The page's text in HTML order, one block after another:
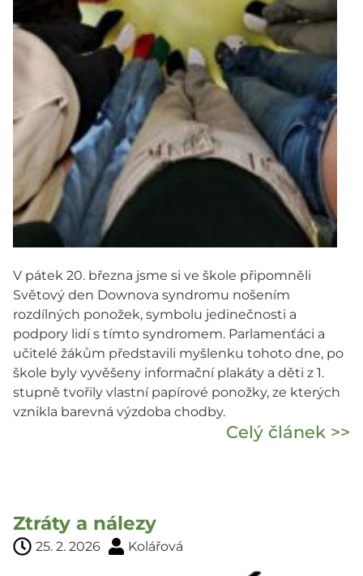
V pátek 20. března jsme si ve škole připomněli
Světový den Downova syndromu nošením
rozdílných ponožek, symbolu jedinečnosti a
podpory lidí s tímto syndromem. Parlamenťáci a
učitelé žákům představili myšlenku tohoto dne, po
škole byly vyvěšeny informační plakáty a děti z 1.
stupně tvořily vlastní papírové ponožky, ze kterých
vznikla barevná výzdoba chodby.
Celý článek >>
Ztráty a nálezy
25. 2. 2026 Kolářová